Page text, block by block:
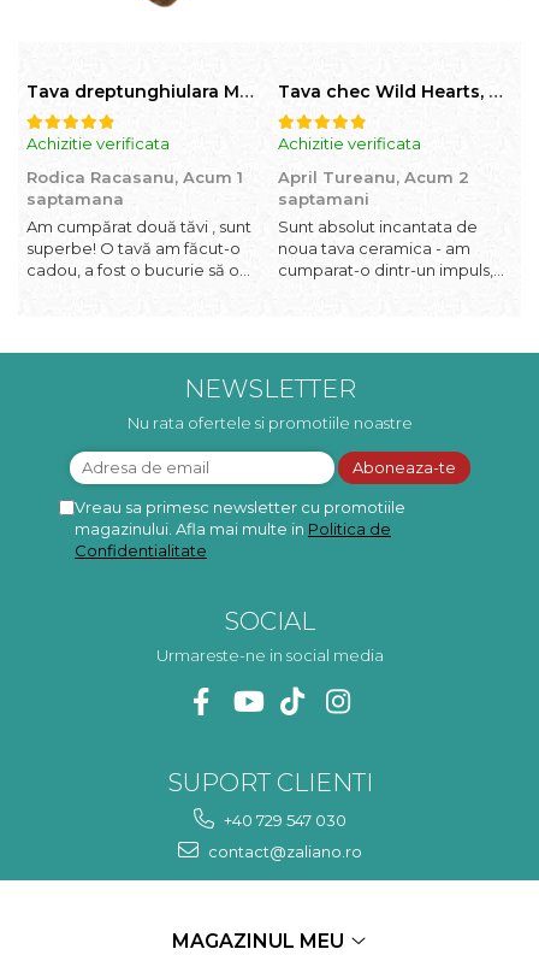
Tava dreptunghiulara Morning Sunrise, ceramica smaltuita, pictata manual, 27,0 X 32, 5 cm
Achizitie verificata
Rodica Racasanu, Acum 1
saptamana
Am cumpărat două tăvi , sunt
superbe! O tavă am făcut-o
cadou, a fost o bucurie să o
folosim, are viață. Vă
Tava chec Wild Hearts, ceramica smaltuita, pictata manual, 31,0 X 12,0 cm
Achizitie verificata
April Tureanu, Acum 2
saptamani
Sunt absolut incantata de
noua tava ceramica - am
cumparat-o dintr-un impuls,
rugina dupa spalare. Aceasta
ma va scapa de aceasta
neplacere, in plus este tare
frumoasa, o ...
NEWSLETTER
Nu rata ofertele si promotiile noastre
Vreau sa primesc newsletter cu promotiile
magazinului. Afla mai multe in Politica de
Confidentialitate
SOCIAL
Urmareste-ne in social media
SUPORT CLIENTI
+40 729 547 030
contact@zaliano.ro
MAGAZINUL MEU